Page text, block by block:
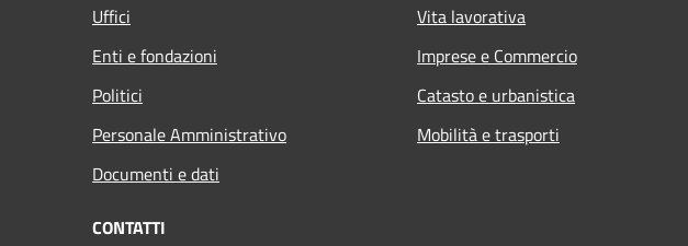
Uffici
Enti e fondazioni
Politici
Personale Amministrativo
Documenti e dati
Vita lavorativa
Imprese e Commercio
Catasto e urbanistica
Mobilità e trasporti
CONTATTI